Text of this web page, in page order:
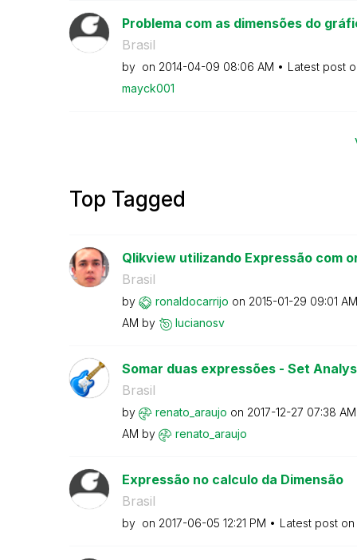
Problema com as dimensões do
Brasil
by on ‎2014-04-09 08:06 AM
Latest post
mayck001
Top Tagged
Qlikview utilizando Expressão com
Brasil
by ronaldocarrijo on ‎2015-01-29 09:01 AM
AM by lucianosv
Somar duas expressões - Set
Brasil
by renato_araujo on ‎2017-12-27 07:38 AM
AM by renato_araujo
Expressão no calculo da Dimensão
Brasil
by on ‎2017-06-05 12:21 PM Latest post on